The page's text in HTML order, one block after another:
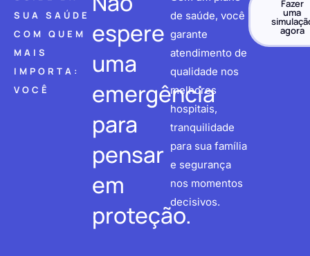
SUA SAÚDE
COM QUEM
MAIS
IMPORTA:
VOCÊ
espere
uma
emergência
para
pensar
em
proteção.
de saúde, você
garante
atendimento de
qualidade nos
melhores
hospitais,
tranquilidade
para sua família
e segurança
nos momentos
decisivos.
Fazer
uma
agora